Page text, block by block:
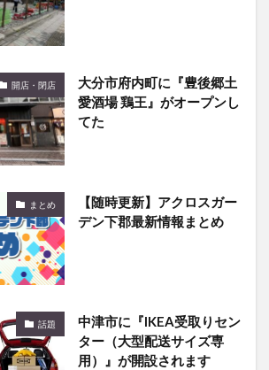
開店・閉店
大分市府内町に『豊後郷土
愛酒場 鶏王』がオープンし
てた
まとめ
【随時更新】アクロスガー
デン下郡最新情報まとめ
話題
中津市に『IKEA受取りセン
ター（大型配送サイズ専
用）』が開設されます